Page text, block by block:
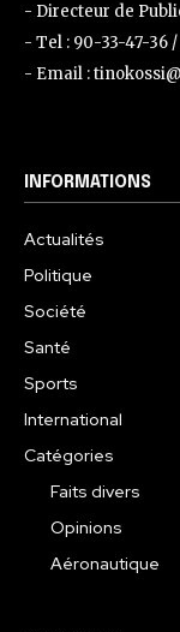
- Directeur de
- Tel : 90-33-47-36
- Email :
INFORMATIONS
Actualités
Politique
Société
Santé
Sports
International
Catégories
Faits divers
Opinions
Aéronautique